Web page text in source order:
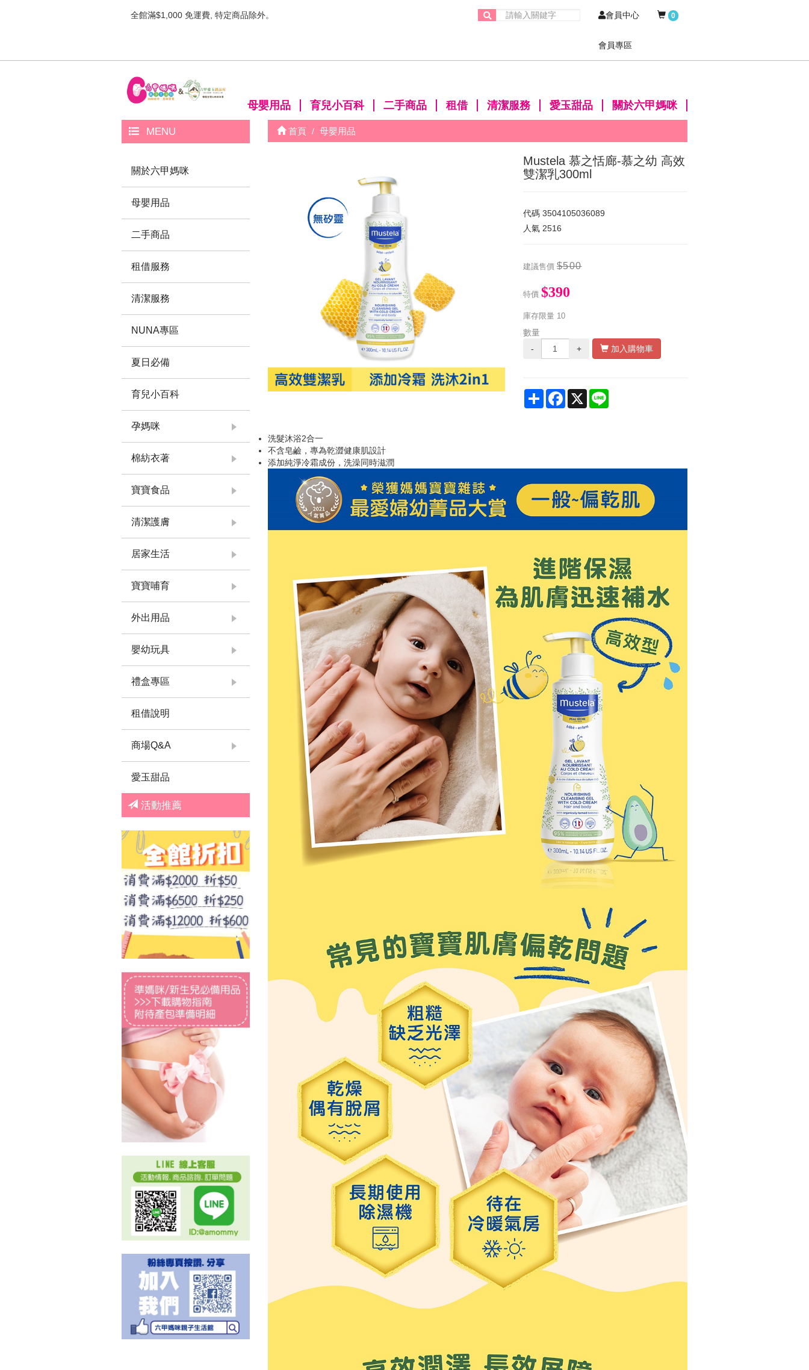
全館滿$1,000 免運費, 特定商品除外。 會員中心
會員專區
0
母嬰用品 育兒小百科 二手商品 租借 清潔服務 愛玉甜品 關於六甲媽咪
MENU
關於六甲媽咪
母嬰用品
二手商品
租借服務
清潔服務
NUNA專區
夏日必備
育兒小百科
孕媽咪
棉紡衣著
寶寶食品
清潔護膚
居家生活
寶寶哺育
外出用品
嬰幼玩具
禮盒專區
租借說明
商場Q&A
愛玉甜品
活動推薦
首頁 母嬰用品
Mustela 慕之恬廊-慕之幼 高效
雙潔乳300ml
代碼 3504105036089
人氣 2516
建議售價 $500
特價 $390
庫存限量 10
數量
-
+ 加入購物車
ShareFacebook
X Line
洗髮沐浴2合一
不含皂鹼，專為乾澀健康肌設計
添加純淨冷霜成份，洗澡同時滋潤